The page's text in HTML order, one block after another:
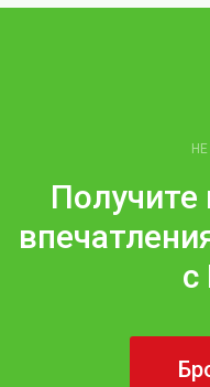
с